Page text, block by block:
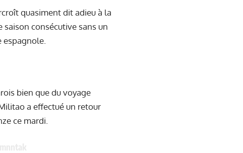
quasiment dit adieu à la
saison consécutive sans un
bien que du voyage
a effectué un retour
ce mardi.